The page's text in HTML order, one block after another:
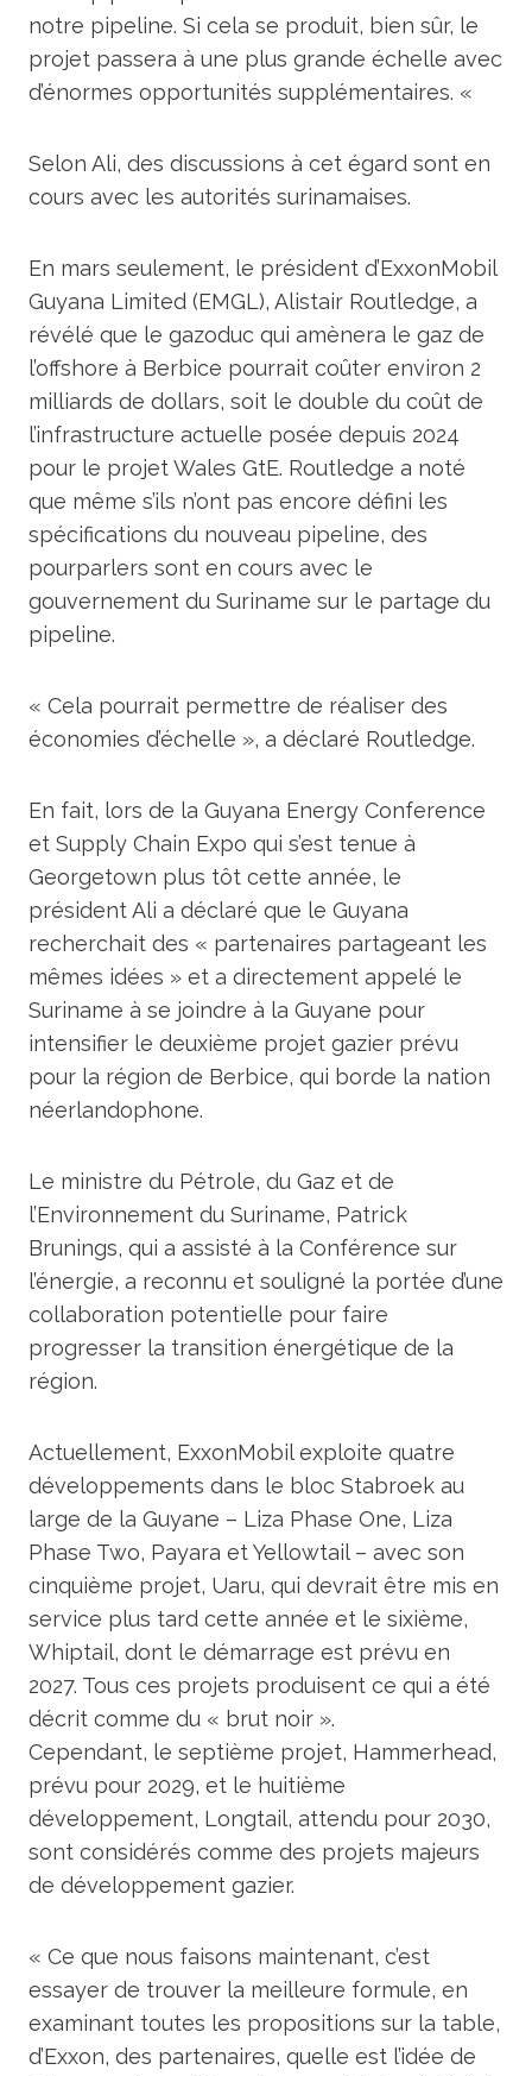
notre pipeline. Si cela se produit, bien sûr, le
projet passera à une plus grande échelle avec
d’énormes opportunités supplémentaires. «
Selon Ali, des discussions à cet égard sont en
cours avec les autorités surinamaises.
En mars seulement, le président d’ExxonMobil
Guyana Limited (EMGL), Alistair Routledge, a
révélé que le gazoduc qui amènera le gaz de
l’offshore à Berbice pourrait coûter environ 2
milliards de dollars, soit le double du coût de
l’infrastructure actuelle posée depuis 2024
pour le projet Wales GtE. Routledge a noté
que même s’ils n’ont pas encore défini les
spécifications du nouveau pipeline, des
pourparlers sont en cours avec le
gouvernement du Suriname sur le partage du
pipeline.
« Cela pourrait permettre de réaliser des
économies d’échelle », a déclaré Routledge.
En fait, lors de la Guyana Energy Conference
et Supply Chain Expo qui s’est tenue à
Georgetown plus tôt cette année, le
président Ali a déclaré que le Guyana
recherchait des « partenaires partageant les
mêmes idées » et a directement appelé le
Suriname à se joindre à la Guyane pour
intensifier le deuxième projet gazier prévu
pour la région de Berbice, qui borde la nation
néerlandophone.
Le ministre du Pétrole, du Gaz et de
l’Environnement du Suriname, Patrick
Brunings, qui a assisté à la Conférence sur
l’énergie, a reconnu et souligné la portée d’une
collaboration potentielle pour faire
progresser la transition énergétique de la
région.
Actuellement, ExxonMobil exploite quatre
développements dans le bloc Stabroek au
large de la Guyane – Liza Phase One, Liza
Phase Two, Payara et Yellowtail – avec son
cinquième projet, Uaru, qui devrait être mis en
service plus tard cette année et le sixième,
Whiptail, dont le démarrage est prévu en
2027. Tous ces projets produisent ce qui a été
décrit comme du « brut noir ».
Cependant, le septième projet, Hammerhead,
prévu pour 2029, et le huitième
développement, Longtail, attendu pour 2030,
sont considérés comme des projets majeurs
de développement gazier.
« Ce que nous faisons maintenant, c’est
essayer de trouver la meilleure formule, en
examinant toutes les propositions sur la table,
d’Exxon, des partenaires, quelle est l’idée de